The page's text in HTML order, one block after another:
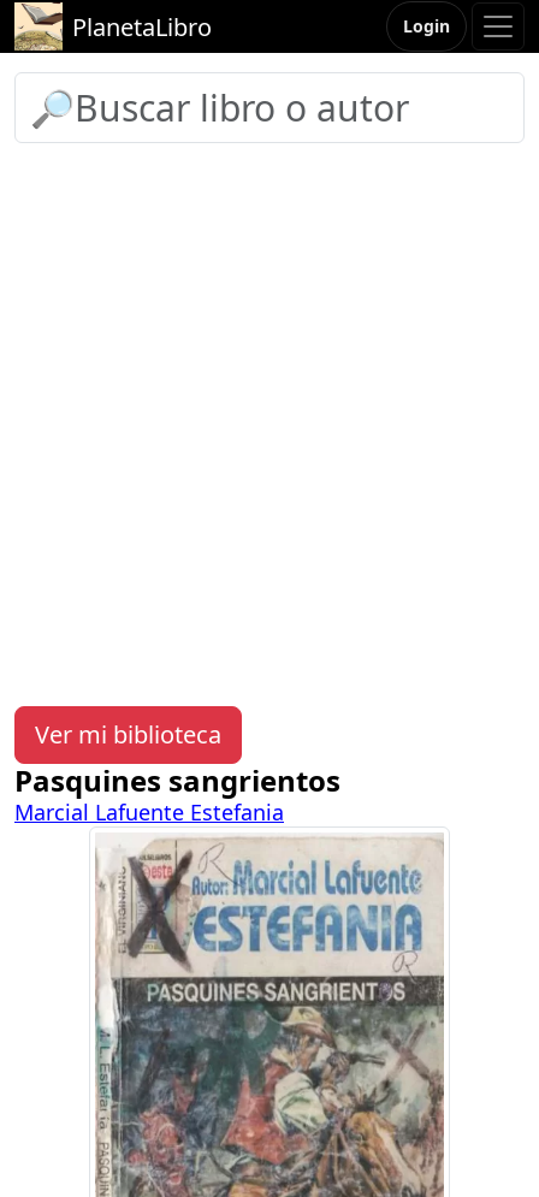
PlanetaLibro Login
Ver mi biblioteca
Pasquines sangrientos
Marcial Lafuente Estefania